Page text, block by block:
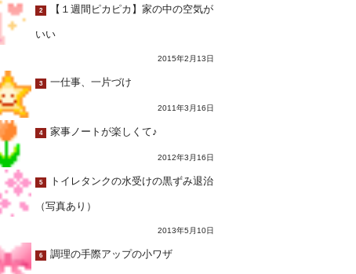
2 【１週間ピカピカ】家の中の空気が
いい
2015年2月13日
3 一仕事、一片づけ
2011年3月16日
4 家事ノートが楽しくて♪
2012年3月16日
5 トイレタンクの水受けの黒ずみ退治
（写真あり）
2013年5月10日
6 調理の手際アップの小ワザ